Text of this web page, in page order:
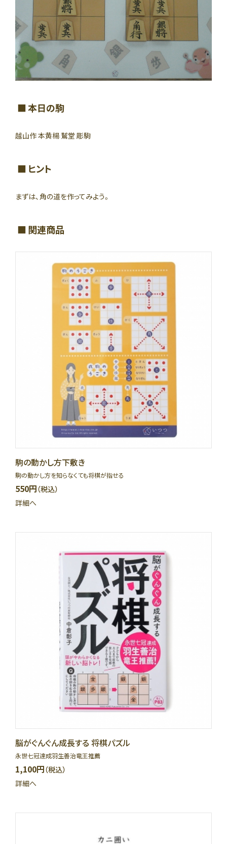
本日の駒
越山作 本黄楊 鷲堂 彫駒
ヒント
まずは、角の道を作ってみよう。
関連商品
駒の動かし方下敷き
駒の動かし方を知らなくても将棋が指せる
550円（税込）
詳細へ
脳がぐんぐん成長する 将棋パズル
永世七冠達成羽生善治竜王推薦
1,100円（税込）
詳細へ